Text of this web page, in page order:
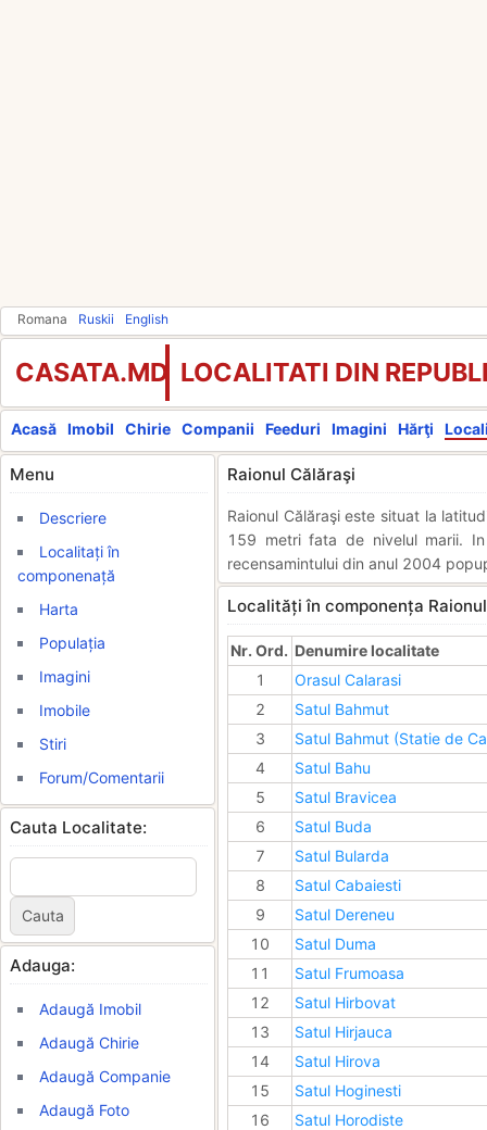
Romana Ruskii English
CASATA.MD LOCALITATI DIN
Acasă Imobil Chirie Companii Feeduri Imagini Hărţi
Menu
Descriere
Localitați în
componenață
Harta
Populația
Imagini
Imobile
Stiri
Forum/Comentarii
Cauta Localitate:
Adauga:
Adaugă Imobil
Adaugă Chirie
Adaugă Companie
Adaugă Foto
Raionul Călăraşi
Raionul Călăraşi este situat la
159 metri fata de nivelul marii.
recensamintului din anul 2004
Localități în componența
Nr. Ord. Denumire localitate
1
Orasul Calarasi
2
Satul Bahmut
3
Satul Bahmut (Statie de
4
Satul Bahu
5
Satul Bravicea
6
Satul Buda
7
Satul Bularda
8
Satul Cabaiesti
9
Satul Dereneu
10
Satul Duma
11
Satul Frumoasa
12
Satul Hirbovat
13
Satul Hirjauca
14
Satul Hirova
15
Satul Hoginesti
16
Satul Horodiste